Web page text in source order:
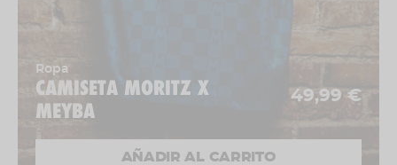
Ropa
CAMISETA MORITZ X
MEYBA
49,99 €
AÑADIR AL CARRITO